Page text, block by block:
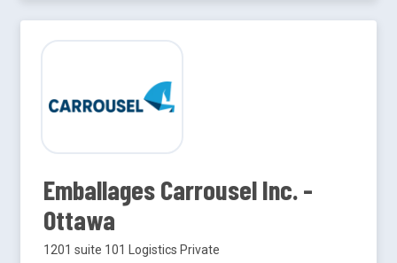
Emballages Carrousel Inc. -
Ottawa
1201 suite 101 Logistics Private